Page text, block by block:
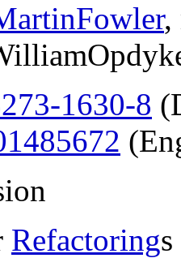
,
1630-8
Refactoring